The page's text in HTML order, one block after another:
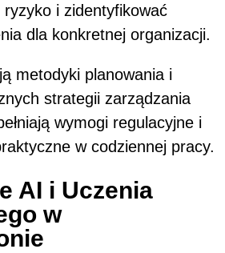
i zidentyfikować
dla konkretnej organizacji.
metodyki planowania i
strategii zarządzania
wymogi regulacyjne i
w codziennej pracy.
AI i Uczenia
w